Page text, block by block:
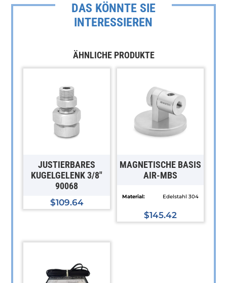
DAS KÖNNTE SIE
INTERESSIEREN
ÄHNLICHE PRODUKTE
JUSTIERBARES
KUGELGELENK 3/8″
90068
$109.64
MAGNETISCHE BASIS
AIR-MBS
Material: Edelstahl 304
$145.42